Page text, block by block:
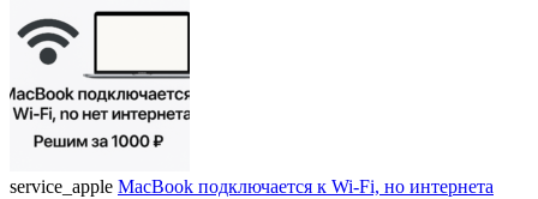
service_apple MacBook подключается к Wi-Fi, но интернета